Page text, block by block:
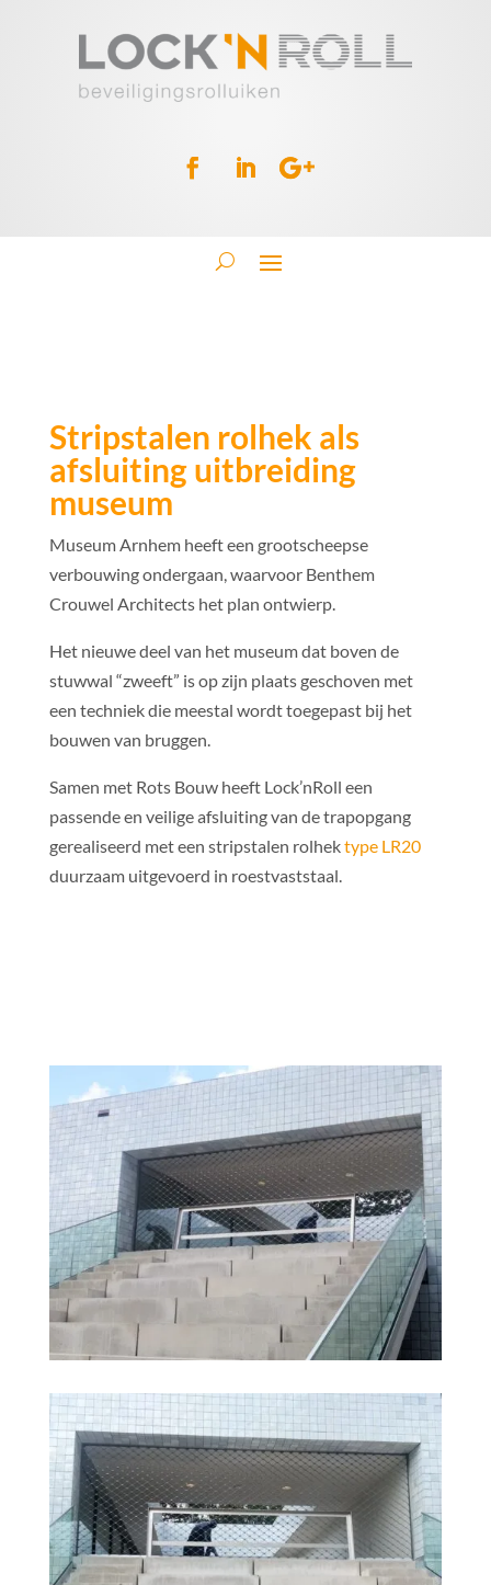
Stripstalen rolhek als
afsluiting uitbreiding
museum
Museum Arnhem heeft een grootscheepse
verbouwing ondergaan, waarvoor Benthem
Crouwel Architects het plan ontwierp.
Het nieuwe deel van het museum dat boven de
stuwwal “zweeft” is op zijn plaats geschoven met
een techniek die meestal wordt toegepast bij het
bouwen van bruggen.
Samen met Rots Bouw heeft Lock’nRoll een
passende en veilige afsluiting van de trapopgang
gerealiseerd met een stripstalen rolhektype LR20
duurzaam uitgevoerd in roestvaststaal.